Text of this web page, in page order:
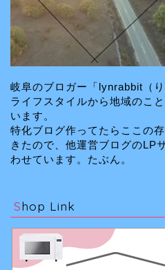
岐阜のブロガー「lynrabbit（り
ライフスタイルから地域のこ
います。
特化ブログ作ってたらここの
きたので、他運営ブログのLP
わせています。たぶん。
Shop Link